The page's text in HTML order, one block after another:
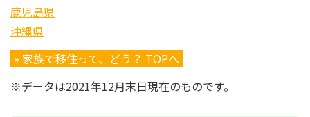
鹿児島県
沖縄県
» 家族で移住って、どう？ TOPへ
※データは2021年12月末日現在のものです。